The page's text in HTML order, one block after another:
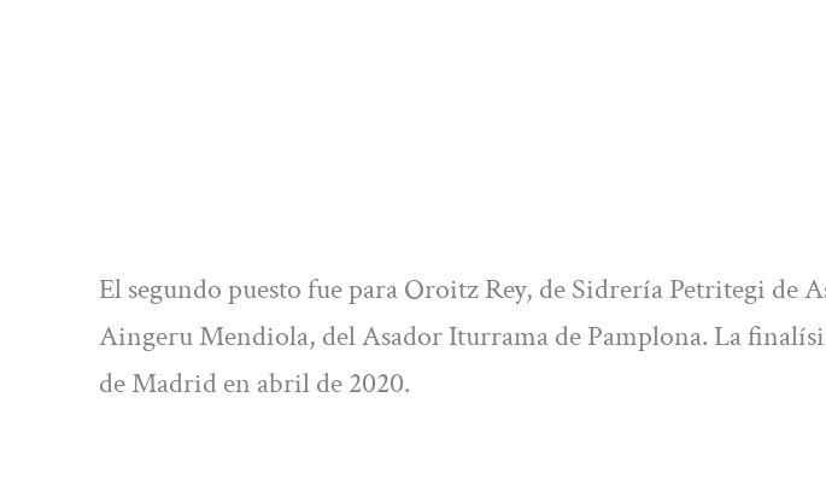
El segundo puesto fue para Oroitz Rey, de Sidrería Petritegi de
Aingeru Mendiola, del Asador Iturrama de Pamplona. La
de Madrid en abril de 2020.